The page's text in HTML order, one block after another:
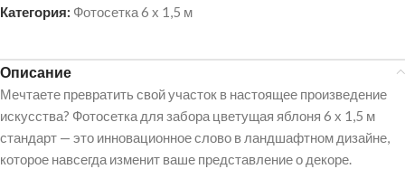
Категория: Фотосетка 6 х 1,5 м
Описание
Мечтаете превратить свой участок в настоящее произведение
искусства? Фотосетка для забора цветущая яблоня 6 х 1,5 м
стандарт — это инновационное слово в ландшафтном дизайне,
которое навсегда изменит ваше представление о декоре.